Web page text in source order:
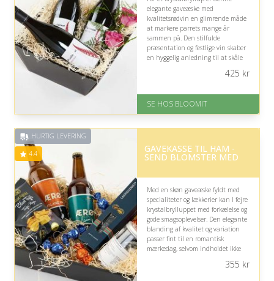
elegante gaveæske med
kvalitetsrødvin en glimrende måde
at markere parrets mange år
sammen på. Den stilfulde
præsentation og festlige vin skaber
en hyggelig anledning til at skåle
På lager
Levering: samme dag eller efter
Fremragende Trustpilot rating
425 kr
SE HOS BLOOMIT
HURTIG LEVERING
4.4 GAVEKASSE TIL HAM -
SEND BLOMSTER MED
Med en skøn gaveæske fyldt med
specialiteter og lækkerier kan I fejre
krystalbrylluppet med forkælelse og
gode smagsoplevelser. Den elegante
blanding af kvalitet og variation
passer fint til en romantisk
mærkedag, selvom indholdet ikke
355 kr